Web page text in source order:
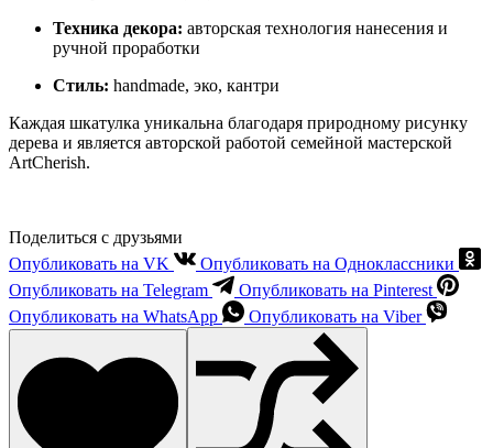
Техника декора: авторская технология нанесения и
ручной проработки
Стиль: handmade, эко, кантри
Каждая шкатулка уникальна благодаря природному рисунку
дерева и является авторской работой семейной мастерской
ArtCherish.
Поделиться с друзьями
Опубликовать на VK
Опубликовать на Одноклассники
Опубликовать на Telegram
Опубликовать на Pinterest
Опубликовать на WhatsApp
Опубликовать на Viber